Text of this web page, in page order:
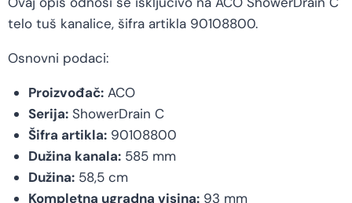
telo tuš kanalice, šifra artikla 90108800.
Osnovni podaci:
Proizvođač:ACO
Serija:ShowerDrain C
Šifra artikla:90108800
Dužina kanala:585 mm
Dužina:58,5 cm
Kompletna ugradna visina:93 mm